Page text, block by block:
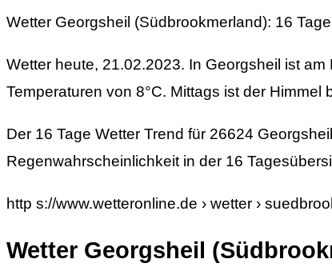
Wetter Georgsheil (Südbrookmerland): 16
Wetter heute, 21.02.2023. In Georgsheil ist
Temperaturen von 8°C. Mittags ist der Himmel
Der 16 Tage Wetter Trend für 26624
Regenwahrscheinlichkeit in der 16
http s://www.wetteronline.de › wetter ›
Wetter Georgsheil